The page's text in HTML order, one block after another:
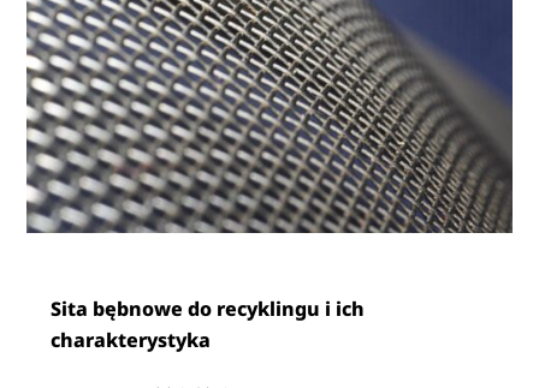
Sita bębnowe do recyklingu i ich
charakterystyka